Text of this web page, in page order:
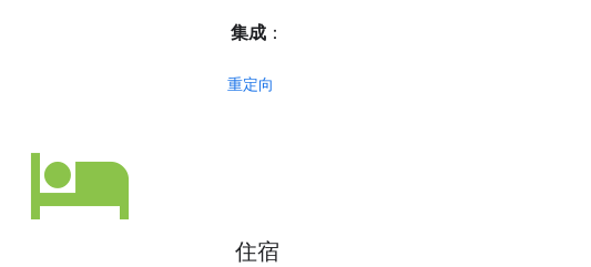
集成 ：
重定向
hotel
住宿